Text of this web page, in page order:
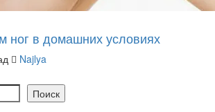
ног в домашних условиях
Najlya
Поиск